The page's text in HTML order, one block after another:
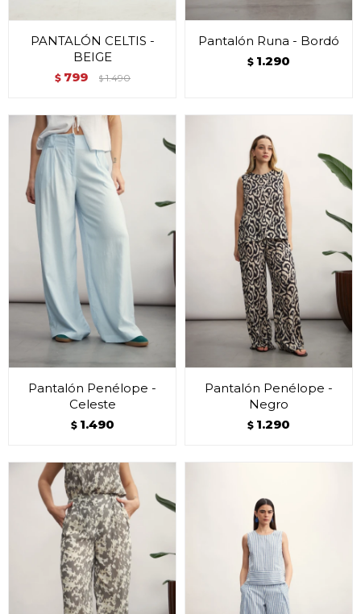
PANTALÓN CELTIS -
BEIGE
$ 799 $ 1.490
Pantalón Runa - Bordó
$ 1.290
Pantalón Penélope -
Celeste
$ 1.490
Pantalón Penélope -
Negro
$ 1.290